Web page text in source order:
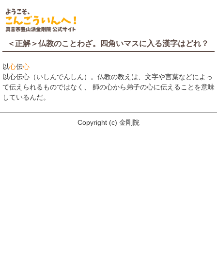
＜正解＞仏教のことわざ。四角いマスに入る漢字はどれ？
以心伝心
以心伝心（いしんでんしん）。仏教の教えは、文字や言葉などによっ
て伝えられるものではなく、 師の心から弟子の心に伝えることを意味
しているんだ。
Copyright (c) 金剛院